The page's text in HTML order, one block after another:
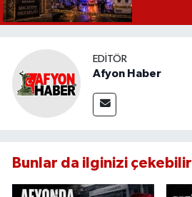
EDITÖR
Afyon Haber
Bunlar da ilginizi çekebilir